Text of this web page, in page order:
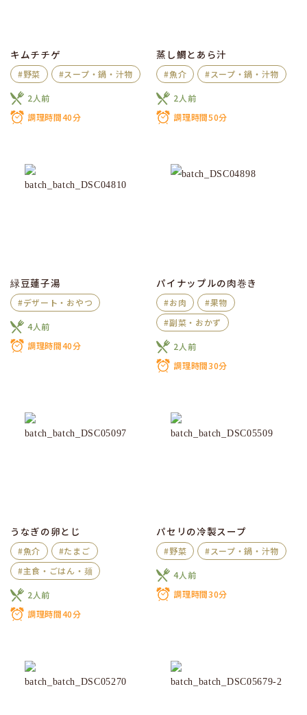
キムチチゲ
#野菜 #スープ・鍋・汁物
2人前
調理時間40分
蒸し鯛とあら汁
#魚介 #スープ・鍋・汁物
2人前
調理時間50分
緑豆蓮子湯
#デザート・おやつ
4人前
調理時間40分
パイナップルの肉巻き
#お肉
#果物
#副菜・おかず
2人前
調理時間30分
うなぎの卵とじ
#魚介
#たまご
#主食・ごはん・麺
2人前
調理時間40分
パセリの冷製スープ
#野菜 #スープ・鍋・汁物
4人前
調理時間30分